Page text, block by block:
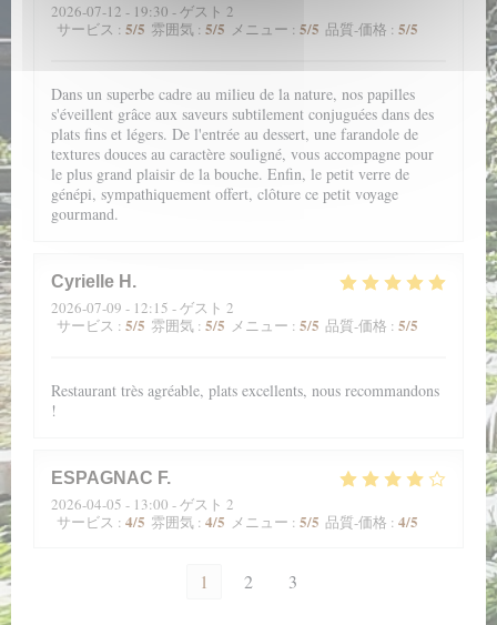
2026-07-12 - 19:30 - ゲスト 2
サービス : 5/5 雰囲気 : 5/5 メニュー : 5/5 品質-価格 : 5/5
Dans un superbe cadre au milieu de la nature, nos papilles
s'éveillent grâce aux saveurs subtilement conjuguées dans des
plats fins et légers. De l'entrée au dessert, une farandole de
textures douces au caractère souligné, vous accompagne pour
le plus grand plaisir de la bouche. Enfin, le petit verre de
génépi, sympathiquement offert, clôture ce petit voyage
gourmand.
Cyrielle H
2026-07-09 - 12:15 - ゲスト 2
サービス : 5/5 雰囲気 : 5/5 メニュー : 5/5 品質-価格 : 5/5
Restaurant très agréable, plats excellents, nous recommandons
!
ESPAGNAC F
2026-04-05 - 13:00 - ゲスト 2
サービス : 4/5 雰囲気 : 4/5 メニュー : 5/5 品質-価格 : 4/5
1 2 3